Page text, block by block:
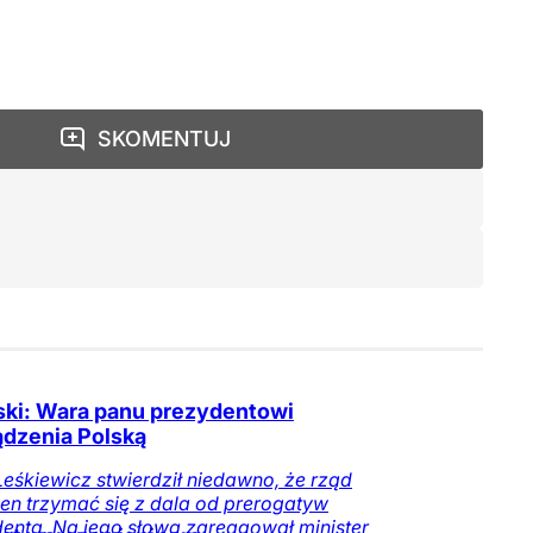
SKOMENTUJ
Wara panu prezydentowi
Polską
stwierdził niedawno, że rząd
trzymać się z dala od prerogatyw
Na jego słowa zareagował minister